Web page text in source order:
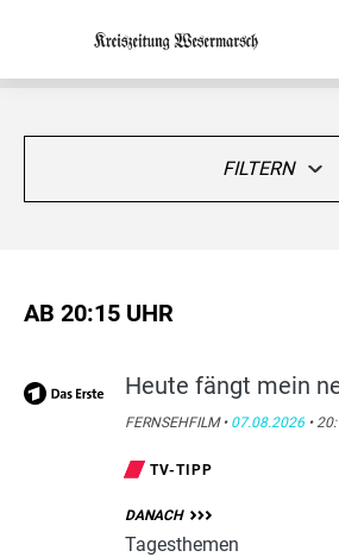
FILTERN
AB 20:15 UHR
Heute fängt mein
FERNSEHFILM • 07.08.2026 •
TV-TIPP
DANACH
Tagesthemen